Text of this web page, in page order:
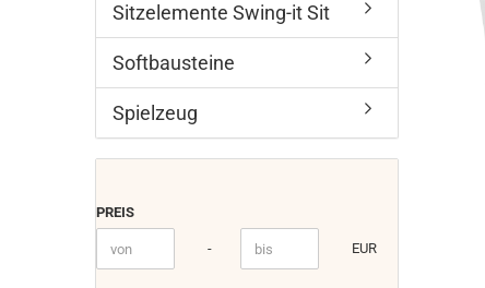
Sitzelemente Swing-it Sit
Softbausteine
Spielzeug
PREIS
Preis bis - EUR